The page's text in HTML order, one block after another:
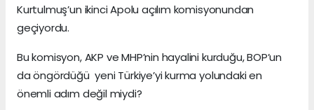
Kurtulmuş’un ikinci Apolu açılım komisyonundan
geçiyordu.
Bu komisyon, AKP ve MHP’nin hayalini kurduğu, BOP’un
da öngördüğü yeni Türkiye’yi kurma yolundaki en
önemli adım değil miydi?